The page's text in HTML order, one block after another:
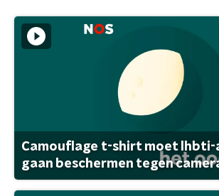
Camouflage t-shirt moet
gaan beschermen tegen